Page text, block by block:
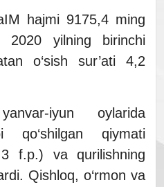
hajmi 9175,4 ming
2020 yilning birinchi
o‘sish sur’ati 4,2
iyun oylarida
qo‘shilgan qiymati
f.p.) va qurilishning
Qishloq, o‘rmon va